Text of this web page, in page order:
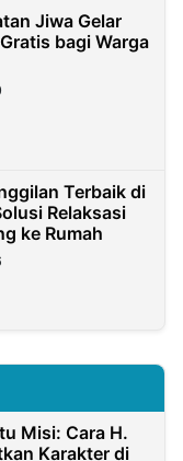
Jiwa Gelar
bagi Warga
Terbaik di
Relaksasi
ke Rumah
Misi: Cara H.
Karakter di